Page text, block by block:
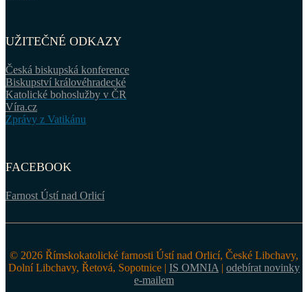
UŽITEČNÉ ODKAZY
Česká biskupská konference
Biskupství královéhradecké
Katolické bohoslužby v ČR
Víra.cz
Zprávy z Vatikánu
FACEBOOK
Farnost Ústí nad Orlicí
© 2026 Římskokatolické farnosti Ústí nad Orlicí, České Libchavy,
Dolní Libchavy, Řetová, Sopotnice | IS OMNIA | odebírat novinky
e-mailem